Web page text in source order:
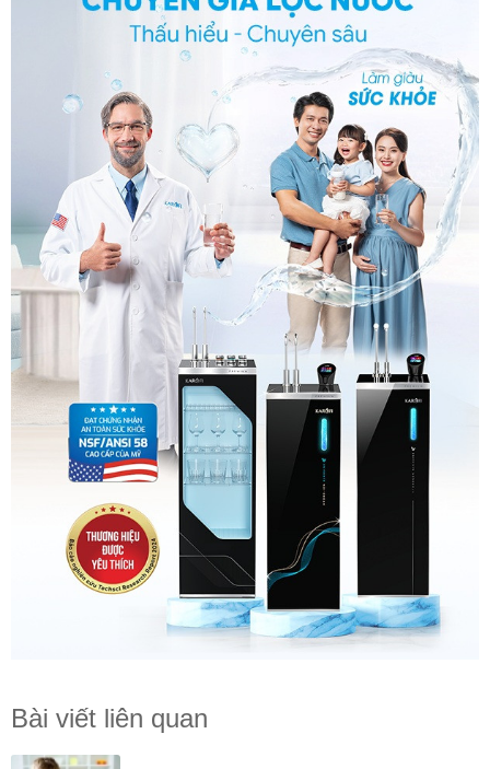
Bài viết liên quan